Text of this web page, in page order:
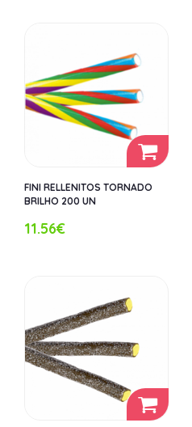
FINI RELLENITOS TORNADO
BRILHO 200 UN
11.56€